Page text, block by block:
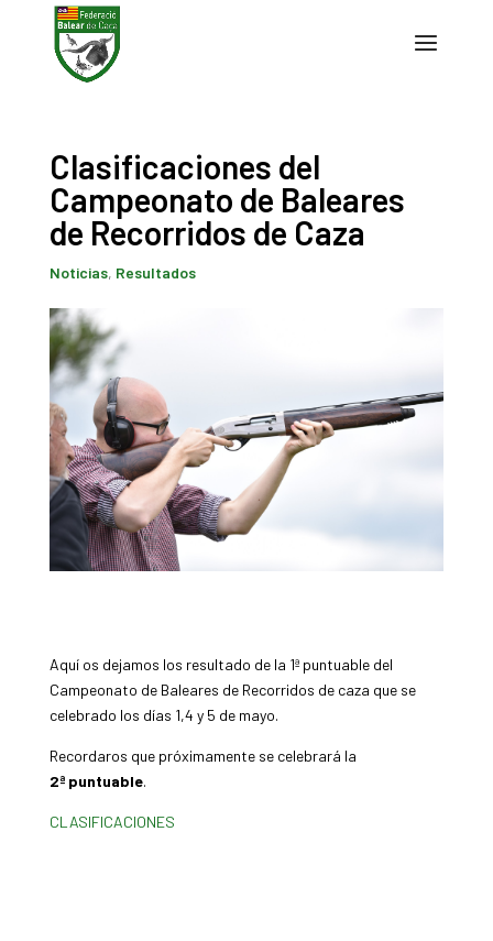
Clasificaciones del
Campeonato de Baleares
de Recorridos de Caza
Noticias, Resultados
Aquí os dejamos los resultado de la 1ª puntuable del
Campeonato de Baleares de Recorridos de caza que se
celebrado los días 1,4 y 5 de mayo.
Recordaros que próximamente se celebrará la
2ª puntuable.
CLASIFICACIONES